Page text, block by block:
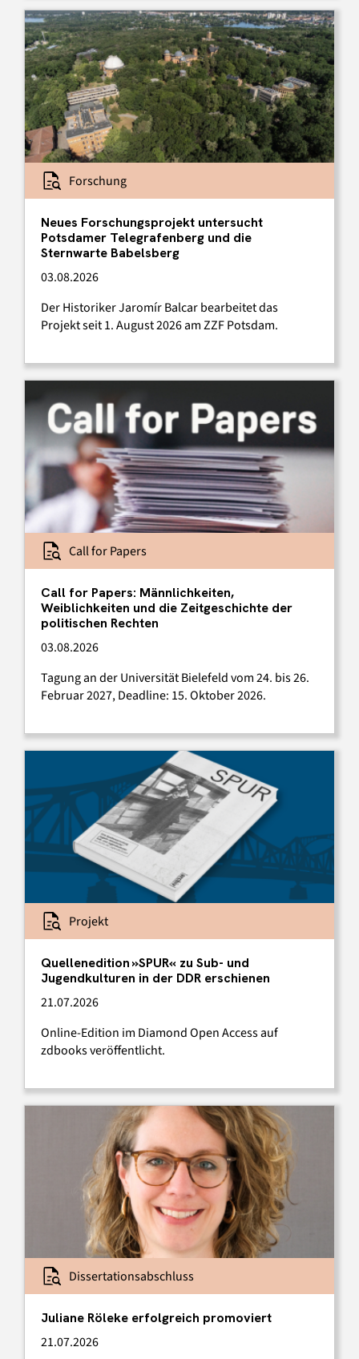
Forschung
Neues Forschungsprojekt untersucht
Potsdamer Telegrafenberg und die
Sternwarte Babelsberg
03.08.2026
Der Historiker Jaromír Balcar bearbeitet das
Projekt seit 1. August 2026 am ZZF Potsdam.
Call for Papers
Call for Papers: Männlichkeiten,
Weiblichkeiten und die Zeitgeschichte der
politischen Rechten
03.08.2026
Tagung an der Universität Bielefeld vom 24. bis 26.
Februar 2027, Deadline: 15. Oktober 2026.
Projekt
Quellenedition »SPUR« zu Sub- und
Jugendkulturen in der DDR erschienen
21.07.2026
Online-Edition im Diamond Open Access auf
zdbooks veröffentlicht.
Dissertationsabschluss
Juliane Röleke erfolgreich promoviert
21.07.2026